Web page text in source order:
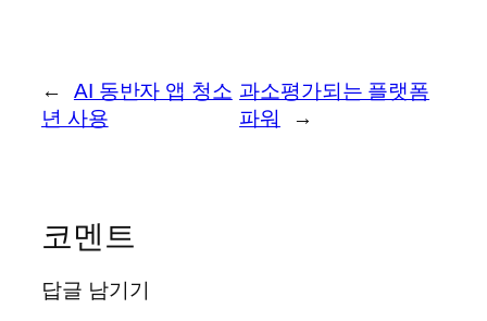
←
AI 동반자 앱 청소
년 사용
과소평가되는 플랫폼
파워
→
코멘트
답글 남기기